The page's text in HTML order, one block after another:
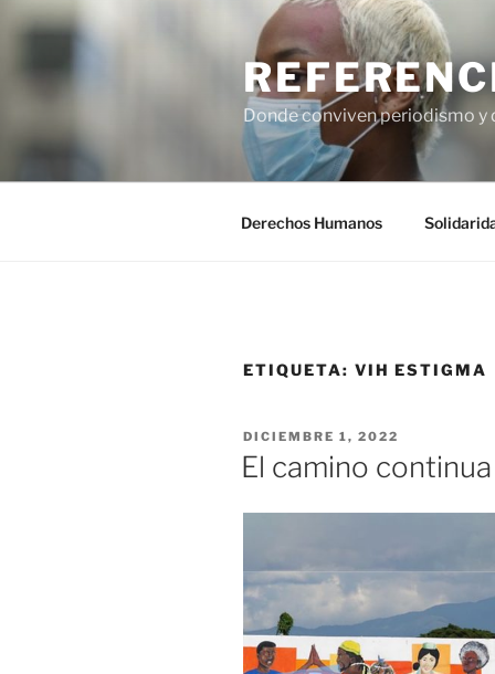
Saltar
Donde conviven periodismo y
Derechos Humanos
ETIQUETA: VIH ESTIGMA
PUBLICADO
EL
DICIEMBRE 1, 2022
El camino continua